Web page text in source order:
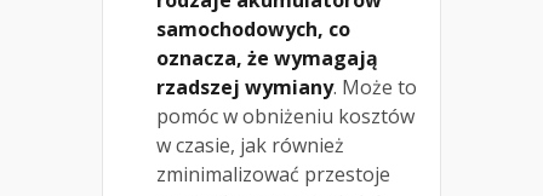
samochodowych, co
oznacza, że wymagają
rzadszej wymiany. Może to
pomóc w obniżeniu kosztów
w czasie, jak również
zminimalizować przestoje